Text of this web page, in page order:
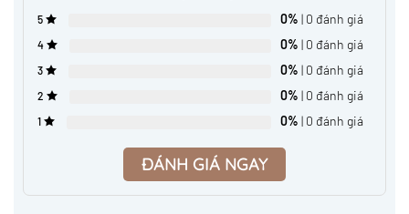
5 0% | 0 đánh giá
4 0% | 0 đánh giá
3 0% | 0 đánh giá
2 0% | 0 đánh giá
1 0% | 0 đánh giá
ĐÁNH GIÁ NGAY